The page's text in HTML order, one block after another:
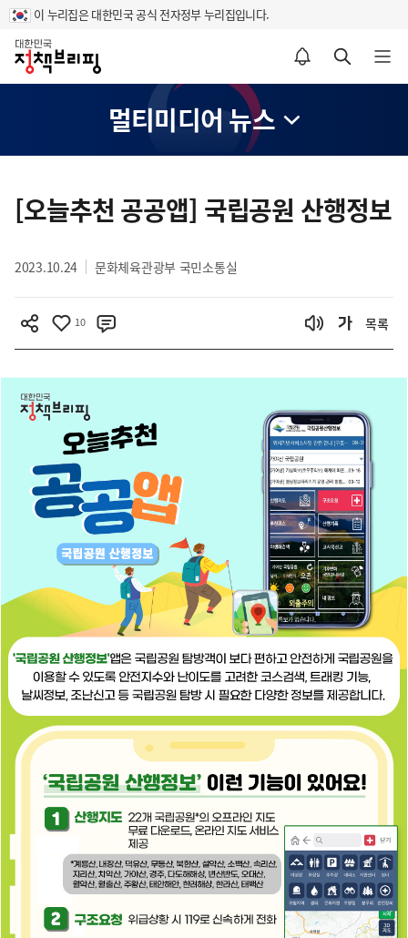
이 누리집은 대한민국 공식 전자정부 누리집입니다.
홈
알림설정 바로가기 검색 바로가기 메뉴 열기
멀티미디어 뉴스
텐
츠
역
[오늘추천 공공앱] 국립공원 산행정보
2023.10.24 문화체육관광부 국민소통실
10 목록